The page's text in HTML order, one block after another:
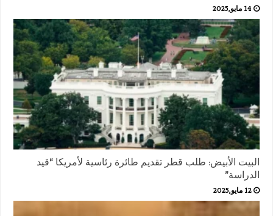
14 مايو,2025
البيت الأبيض: طلب قطر تقديم طائرة رئاسية لأمريكا “قيد
الدراسة”
12 مايو,2025